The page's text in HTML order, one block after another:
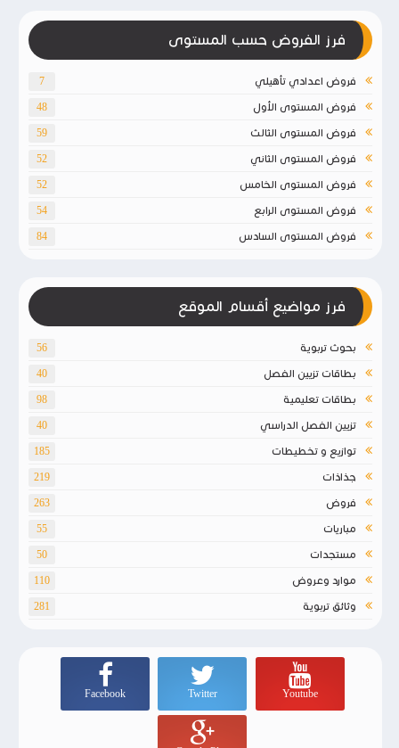
فرز الفروض حسب المستوى
فروض اعدادي تأهيلي 7
فروض المستوى الأول 48
فروض المستوى الثالث 59
فروض المستوى الثاني 52
فروض المستوى الخامس 52
فروض المستوى الرابع 54
فروض المستوى السادس 84
فرز مواضيع أقسام الموقع
بحوث تربوية 56
بطاقات تزيين الفصل 40
بطاقات تعليمية 98
تزيين الفصل الدراسي 40
توازيع و تخطيطات 185
جذاذات 219
فروض 263
مباريات 55
مستجدات 50
موارد وعروض 110
وثائق تربوية 281
Youtube
Twitter
Facebook